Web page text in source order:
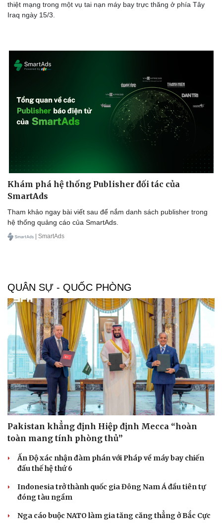
thiệt mạng trong một vụ tai nạn máy bay trực thăng ở phía Tây
Iraq ngày 15/3.
Khám phá hệ thống Publisher đối tác của
SmartAds
Tham khảo ngay bài viết sau để nắm danh sách publisher trong
hệ thống quảng cáo của SmartAds.
| SmartAds
QUÂN SỰ - QUỐC PHÒNG
Pakistan khẳng định Hiệp định Mecca “hoàn
toàn mang tính phòng thủ”
Ấn Độ xác nhận đàm phán với Pháp về máy bay chiến
đấu thế hệ thứ 6
Indonesia trở thành quốc gia Đông Nam Á đầu tiên tự
đóng tàu ngầm
Nga cáo buộc NATO làm gia tăng căng thẳng ở Bắc Cực